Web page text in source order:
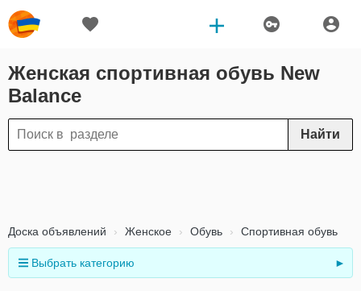
Женская спортивная обувь New
Balance
Найти
Доска объявлений Женское Обувь Спортивная обувь
Выбрать категорию ►